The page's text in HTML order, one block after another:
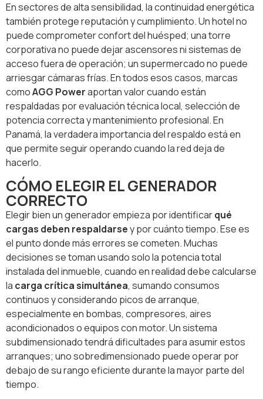
En sectores de alta sensibilidad, la continuidad energética
también protege reputación y cumplimiento. Un hotel no
puede comprometer confort del huésped; una torre
corporativa no puede dejar ascensores ni sistemas de
acceso fuera de operación; un supermercado no puede
arriesgar cámaras frías. En todos esos casos, marcas
comoAGG Poweraportan valor cuando están
respaldadas por evaluación técnica local, selección de
potencia correcta y mantenimiento profesional. En
Panamá, la verdadera importancia del respaldo está en
que permite seguir operando cuando la red deja de
hacerlo.
CÓMO ELEGIR EL GENERADOR
CORRECTO
Elegir bien un generador empieza por identificarqué
cargas deben respaldarsey por cuánto tiempo. Ese es
el punto donde más errores se cometen. Muchas
decisiones se toman usando solo la potencia total
instalada del inmueble, cuando en realidad debe calcularse
la carga crítica simultánea, sumando consumos
continuos y considerando picos de arranque,
especialmente en bombas, compresores, aires
acondicionados o equipos con motor. Un sistema
subdimensionado tendrá dificultades para asumir estos
arranques; uno sobredimensionado puede operar por
debajo de su rango eficiente durante la mayor parte del
tiempo.